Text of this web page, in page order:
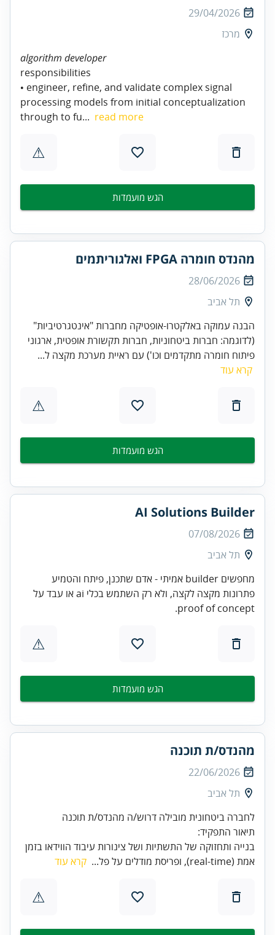
29/04/2026
מרכז
algorithm developer
responsibilities
• engineer, refine, and validate complex signal
processing models from initial conceptualization
through to fu... read more
⚠
הגש מועמדות
מהנדס חומרה FPGA ואלגוריתמים
28/06/2026
תל אביב
הבנה עמוקה באלקטרו-אופטיקה מחברות "אינטגרטיביות"
(לדוגמה: חברות ביטחוניות, חברות תקשורת אופטית, ארגוני
פיתוח חומרה מתקדמים וכו') עם ראיית מערכת מקצה ל...
קרא עוד
⚠
הגש מועמדות
AI Solutions Builder
07/08/2026
תל אביב
מחפשים builder אמיתי - אדם שתכנן, פיתח והטמיע
פתרונות מקצה לקצה, ולא רק השתמש בכלי ai או עבד על
proof of concept.
⚠
הגש מועמדות
מהנדס/ת תוכנה
22/06/2026
תל אביב
תיאור התפקיד:
בנייה ותחזוקה של התשתיות ושל צינורות עיבוד הווידאו בזמן
אמת (real‑time), ופריסת מודלים על פל...
קרא עוד
⚠